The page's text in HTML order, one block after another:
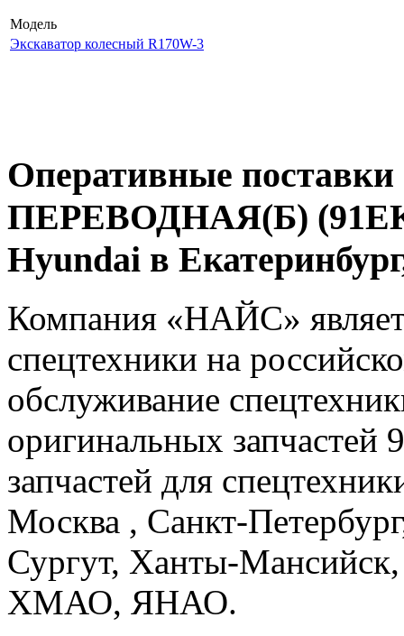
Модель
Экскаватор колесный R170W-3
Оперативные
ПЕРЕВОДНАЯ(Б) (91EK-
Hyundai в
Компания «НАЙС»
спецтехники на
обслуживание
оригинальных
запчастей для
Москва , Санкт-
Сургут, Ханты-
ХМАО, ЯНАО.